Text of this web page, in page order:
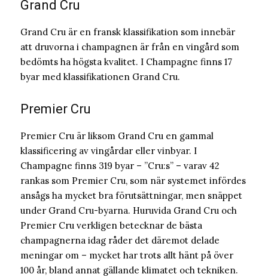
Grand Cru
Grand Cru är en fransk klassifikation som innebär
att druvorna i champagnen är från en vingård som
bedömts ha högsta kvalitet. I Champagne finns 17
byar med klassifikationen Grand Cru.
Premier Cru
Premier Cru är liksom Grand Cru en gammal
klassificering av vingårdar eller vinbyar. I
Champagne finns 319 byar – ”Cru:s” – varav 42
rankas som Premier Cru, som när systemet infördes
ansågs ha mycket bra förutsättningar, men snäppet
under Grand Cru-byarna. Huruvida Grand Cru och
Premier Cru verkligen betecknar de bästa
champagnerna idag råder det däremot delade
meningar om – mycket har trots allt hänt på över
100 år, bland annat gällande klimatet och tekniken.